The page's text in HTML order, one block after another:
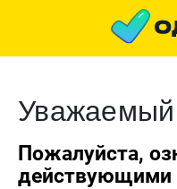
Уважаемый
Пожалуйста,
действующими